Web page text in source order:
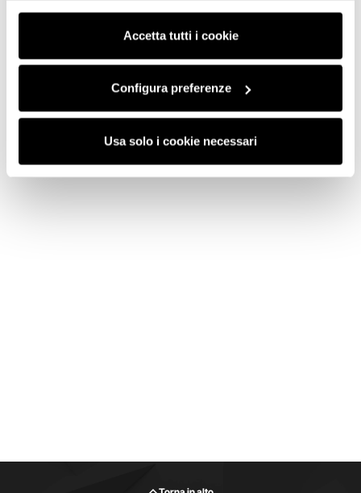
consenso cliccando su “Usa solo i cookie necessari” e
saranno attivati i soli cookie tecnici necessari al corretto
funzionamento del sito.
Accetta tutti i cookie
Configura preferenze
Usa solo i cookie necessari